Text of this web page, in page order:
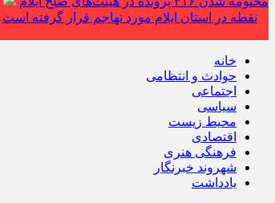
نقطه در استان ایلام مورد تهاجم قرار گرفته است
خانه
حوادث و انتظامی
اجتماعی
سیاسی
محیط زیست
اقتصادی
فرهنگی هنری
شهروند خبرنگار
یادداشت